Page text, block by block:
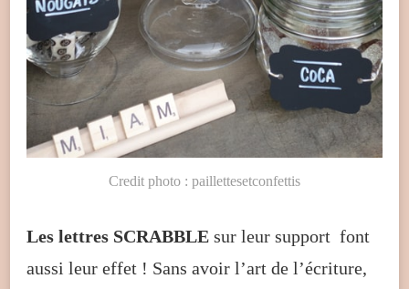
Credit photo : paillettesetconfettis
Les lettres SCRABBLE sur leur support font
aussi leur effet ! Sans avoir l’art de l’écriture,